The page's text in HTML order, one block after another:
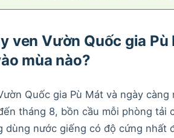
ven Vườn Quốc gia
mùa nào?
Quốc gia Pù Mát và ngày
tháng 8, bồn cầu mỗi phòng tải
dùng nước giếng có độ cứng